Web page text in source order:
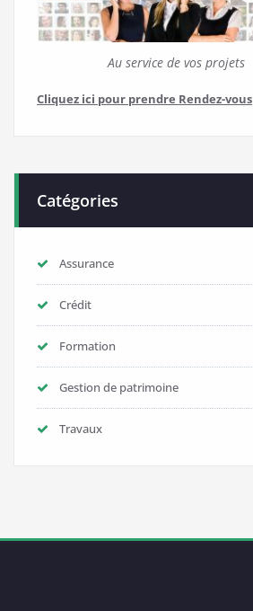
Au service de vos projets
Cliquez ici pour prendre Rendez-vous
Catégories
Assurance
Crédit
Formation
Gestion de patrimoine
Travaux